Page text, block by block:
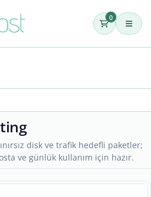
0
disk ve trafik hedefli paketler;
ve günlük kullanım için hazır.